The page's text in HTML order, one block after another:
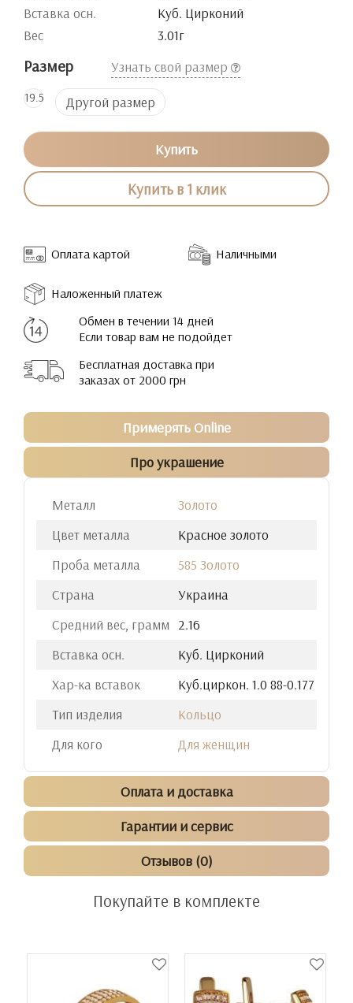
Вставка осн.
Куб. Цирконий
Вес
3.01г
Размер Узнать свой размер
19.5 Другой размер
Купить
Купить в 1 клик
Оплата картой Наличными
Наложенный платеж
Обмен в течении 14 дней
Если товар вам не подойдет
Бесплатная доставка при
заказах от 2000 грн
Примерять Online
Про украшение
Металл
Золото
Цвет металла
Красное золото
Проба металла
585 Золото
Страна
Украина
Средний вес, грамм
2.16
Вставка осн.
Куб. Цирконий
Хар-ка вставок
Куб.циркон. 1.0 88-0.177
Тип изделия
Кольцо
Для кого
Для женщин
Оплата и доставка
Гарантии и сервис
Отзывов (0)
Покупайте в комплекте